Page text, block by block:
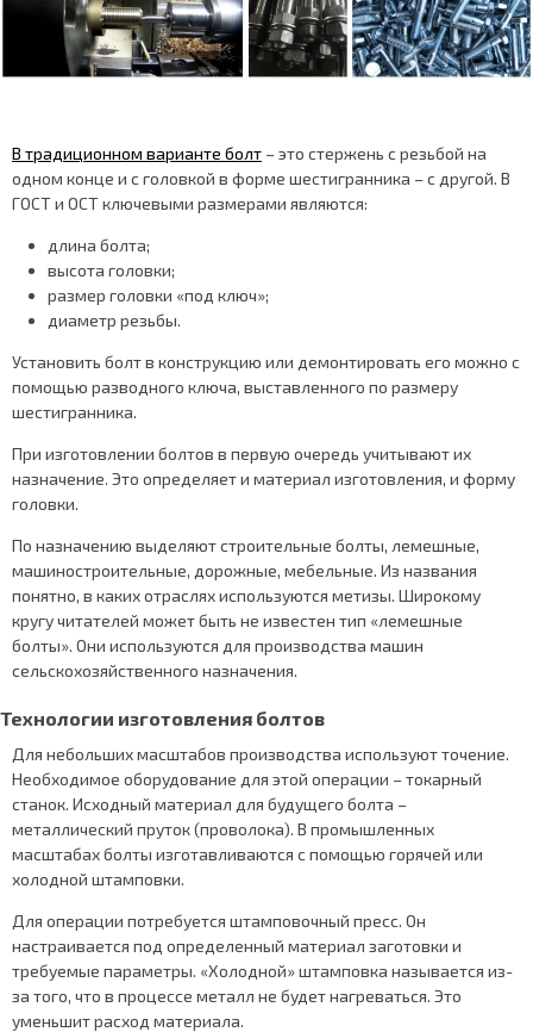
В традиционном варианте болт – это стержень с резьбой на
одном конце и с головкой в форме шестигранника – с другой. В
ГОСТ и ОСТ ключевыми размерами являются:
длина болта;
высота головки;
размер головки «под ключ»;
диаметр резьбы.
Установить болт в конструкцию или демонтировать его можно с
помощью разводного ключа, выставленного по размеру
шестигранника.
При изготовлении болтов в первую очередь учитывают их
назначение. Это определяет и материал изготовления, и форму
головки.
По назначению выделяют строительные болты, лемешные,
машиностроительные, дорожные, мебельные. Из названия
понятно, в каких отраслях используются метизы. Широкому
кругу читателей может быть не известен тип «лемешные
болты». Они используются для производства машин
сельскохозяйственного назначения.
Технологии изготовления болтов
Для небольших масштабов производства используют точение.
Необходимое оборудование для этой операции – токарный
станок. Исходный материал для будущего болта –
металлический пруток (проволока). В промышленных
масштабах болты изготавливаются с помощью горячей или
холодной штамповки.
Для операции потребуется штамповочный пресс. Он
настраивается под определенный материал заготовки и
требуемые параметры. «Холодной» штамповка называется из-
за того, что в процессе металл не будет нагреваться. Это
уменьшит расход материала.